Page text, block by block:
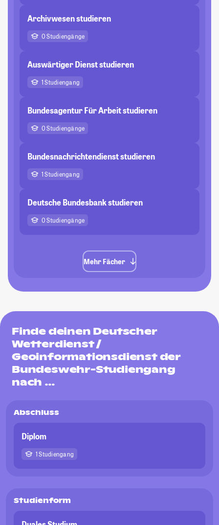
Archivwesen studieren
0 Studiengänge
Auswärtiger Dienst studieren
1 Studiengang
Bundesagentur Für Arbeit studieren
0 Studiengänge
Bundesnachrichtendienst studieren
1 Studiengang
Deutsche Bundesbank studieren
0 Studiengänge
Mehr Fächer
Finde deinen Deutscher
Wetterdienst /
Geoinformationsdienst der
Bundeswehr-Studiengang
nach …
Abschluss
Diplom
1 Studiengang
Studienform